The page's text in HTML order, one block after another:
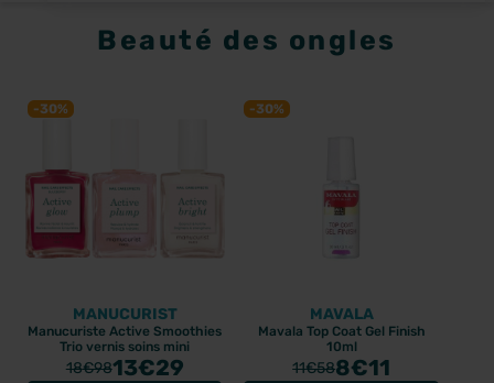
Beauté des ongles
-30%
MANUCURIST
Manucuriste Active Smoothies
Trio vernis soins mini
18€9813€29
-30%
MAVALA
Mavala Top Coat Gel Finish
10ml
11€588€11